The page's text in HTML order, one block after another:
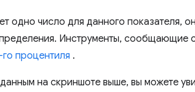
одно число для данного показателя,
Инструменты, сообщающие
процентиля .
на скриншоте выше, вы можете